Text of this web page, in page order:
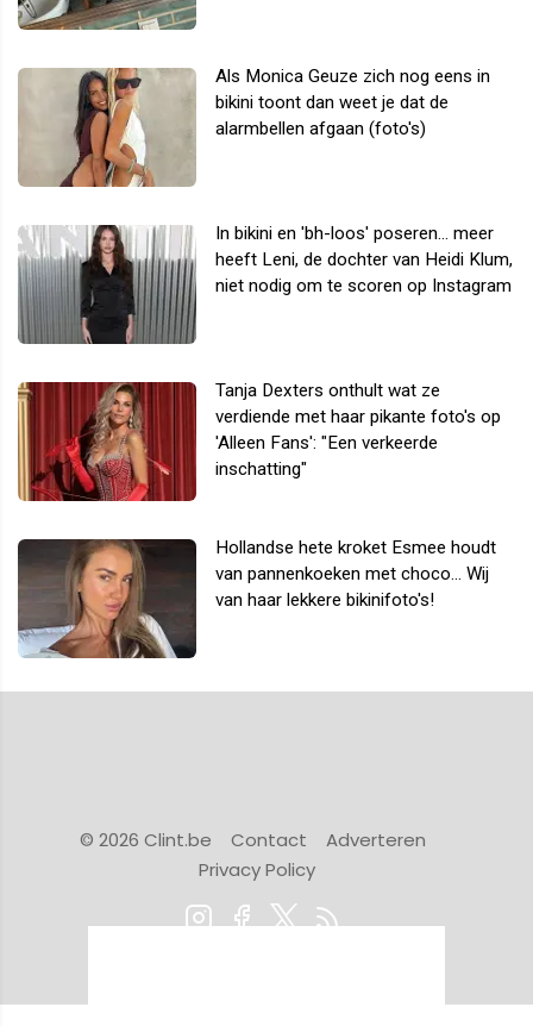
Als Monica Geuze zich nog eens in
bikini toont dan weet je dat de
alarmbellen afgaan (foto's)
In bikini en 'bh-loos' poseren... meer
heeft Leni, de dochter van Heidi Klum,
niet nodig om te scoren op Instagram
Tanja Dexters onthult wat ze
verdiende met haar pikante foto's op
'Alleen Fans': "Een verkeerde
inschatting"
Hollandse hete kroket Esmee houdt
van pannenkoeken met choco... Wij
van haar lekkere bikinifoto's!
© 2026 Clint.be Contact
Adverteren
Privacy Policy